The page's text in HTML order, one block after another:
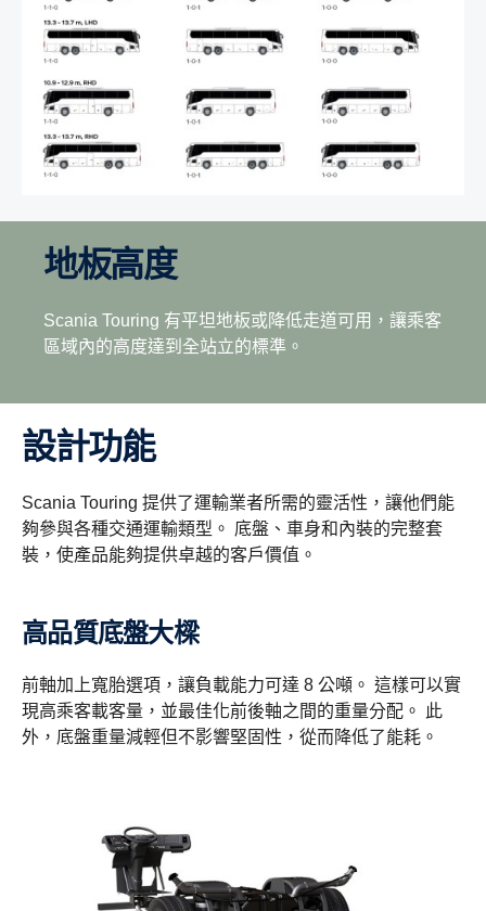
地板高度
Scania Touring 有平坦地板或降低走道可用，讓乘客
區域內的高度達到全站立的標準。
設計功能
Scania Touring 提供了運輸業者所需的靈活性，讓他們能
夠參與各種交通運輸類型。 底盤、車身和內裝的完整套
裝，使產品能夠提供卓越的客戶價值。
高品質底盤大樑
前軸加上寬胎選項，讓負載能力可達 8 公噸。 這樣可以實
現高乘客載客量，並最佳化前後軸之間的重量分配。 此
外，底盤重量減輕但不影響堅固性，從而降低了能耗。